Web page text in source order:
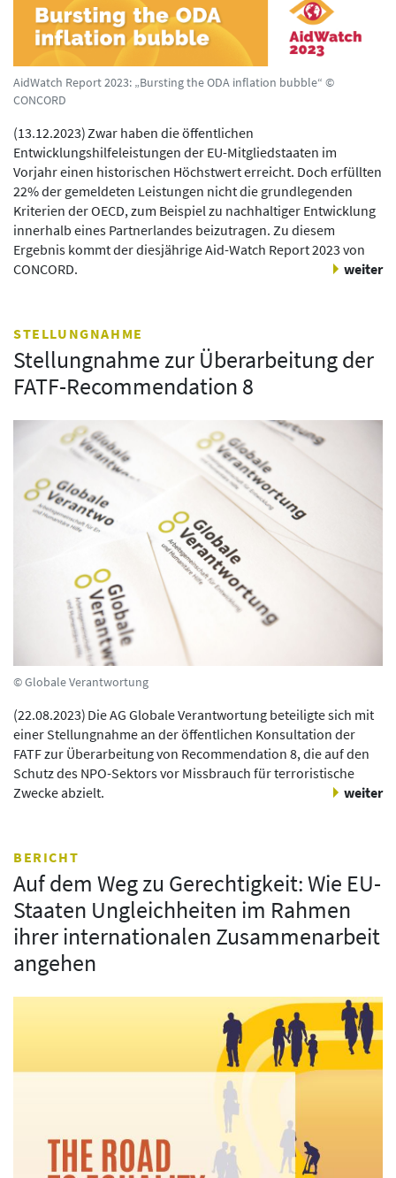
AidWatch Report 2023: „Bursting the ODA inflation bubble“ ©
CONCORD
(13.12.2023)Zwar haben die öffentlichen
Entwicklungshilfeleistungen der EU-Mitgliedstaaten im
Vorjahr einen historischen Höchstwert erreicht. Doch erfüllten
22% der gemeldeten Leistungen nicht die grundlegenden
Kriterien der OECD, zum Beispiel zu nachhaltiger Entwicklung
innerhalb eines Partnerlandes beizutragen. Zu diesem
Ergebnis kommt der diesjährige Aid-Watch Report 2023 von
CONCORD.
weiter
STELLUNGNAHME
Stellungnahme zur Überarbeitung der
FATF-Recommendation 8
© Globale Verantwortung
(22.08.2023) Die AG Globale Verantwortung beteiligte sich mit
einer Stellungnahme an der öffentlichen Konsultation der
FATF zur Überarbeitung von Recommendation 8, die auf den
Schutz des NPO-Sektors vor Missbrauch für terroristische
Zwecke abzielt.
weiter
BERICHT
Auf dem Weg zu Gerechtigkeit: Wie EU-
Staaten Ungleichheiten im Rahmen
ihrer internationalen Zusammenarbeit
angehen